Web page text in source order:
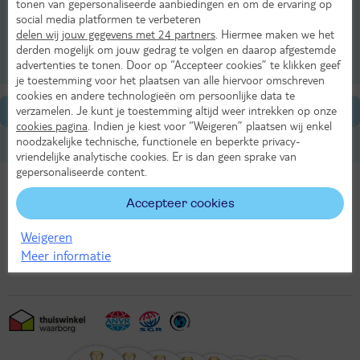
splinternieuwe kerk.
Bekijk ons aanbod
Algemene informatie
Stranden in Struga
Bekijk ons aanbod
tonen van gepersonaliseerde aanbiedingen en om de ervaring op
social media platformen te verbeteren
delen wij jouw gegevens met 24 partners . Hiermee maken we het
derden mogelijk om jouw gedrag te volgen en daarop afgestemde
advertenties te tonen. Door op “Accepteer cookies” te klikken geef
je toestemming voor het plaatsen van alle hiervoor omschreven
cookies en andere technologieën om persoonlijke data te
verzamelen. Je kunt je toestemming altijd weer intrekken op onze
cookies pagina . Indien je kiest voor “Weigeren” plaatsen wij enkel
noodzakelijke technische, functionele en beperkte privacy-
vriendelijke analytische cookies. Er is dan geen sprake van
gepersonaliseerde content.
Accepteer cookies
Weigeren
Meer informatie